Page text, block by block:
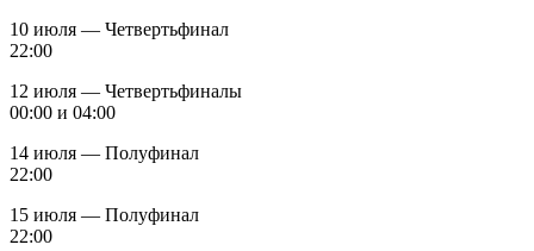
10 июля — Четвертьфинал
22:00
12 июля — Четвертьфиналы
00:00 и 04:00
14 июля — Полуфинал
22:00
15 июля — Полуфинал
22:00